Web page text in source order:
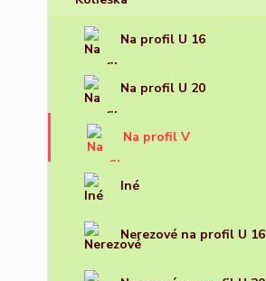
Na profil U 16
Na profil U 20
Na profil V
Iné
Nerezové na profil U 16